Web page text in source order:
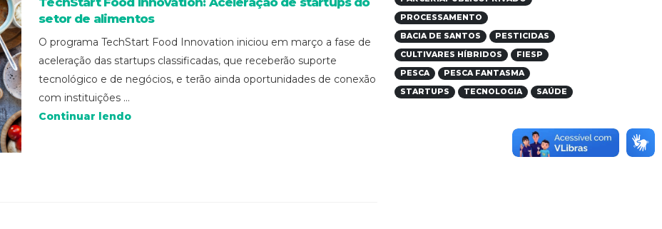
setor de alimentos
O programa TechStart Food Innovation iniciou em março a fase de
aceleração das startups classificadas, que receberão suporte
tecnológico e de negócios, e terão ainda oportunidades de conexão
com instituições ...
Continuar lendo
PROCESSAMENTO
BACIA DE SANTOS
PESTICIDAS
CULTIVARES HÍBRIDOS
FIESP
PESCA
PESCA FANTASMA
STARTUPS
TECNOLOGIA SAÚDE